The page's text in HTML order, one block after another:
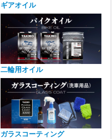
ギアオイル
二輪用オイル
ガラスコーティング